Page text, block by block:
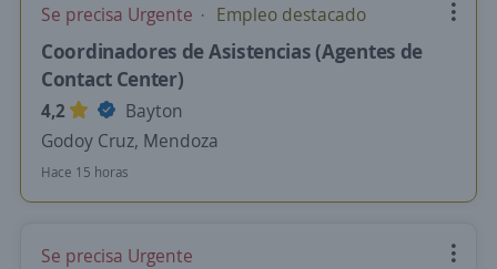
Se precisa Urgente Empleo destacado
Coordinadores de Asistencias (Agentes de
Contact Center)
4,2
Bayton
Godoy Cruz, Mendoza
Hace 15 horas
Se precisa Urgente